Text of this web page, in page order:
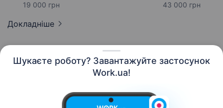
Шукаєте роботу? Завантажуйте застосунок
Work.ua!
19 000 грн 43 000 грн
Докладніше